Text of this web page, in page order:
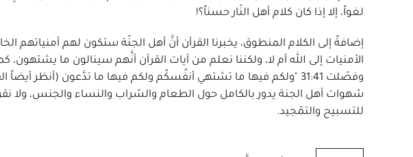
لغواً، إلا إذا كان كلام أهل النّار حسناً؟!
إضافةً إلى الكلام المنطوق، يخبرنا القرآن أنَّ أهل الجنّة ستكون لهم أمنياتهم
شهوات أهل الجنة يدور بالكامل حول الطعام والشراب والنساء والجنس، ولا
للتسبيح والتمّجيد.